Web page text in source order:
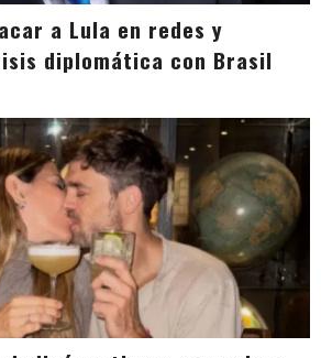
a Lula en redes y
diplomática con Brasil